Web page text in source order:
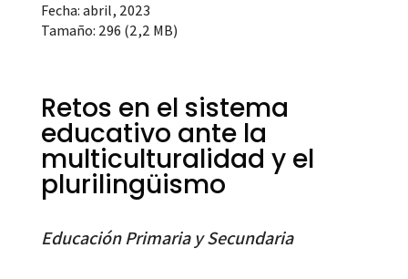
Fecha: abril, 2023
Tamaño: 296 (2,2 MB)
Retos en el sistema
educativo ante la
multiculturalidad y el
plurilingüismo
Educación Primaria y Secundaria